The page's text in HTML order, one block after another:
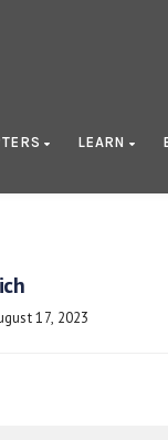
LEARN
17, 2023